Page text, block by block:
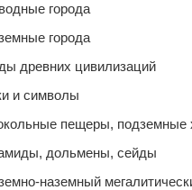
города
города
древних цивилизаций
и символы
пещеры, подземные
дольмены, сейды
наземный